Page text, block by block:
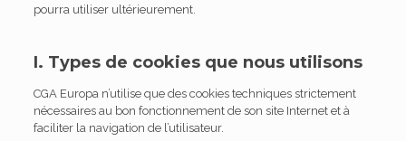
pourra utiliser ultérieurement.
I. Types de cookies que nous utilisons
CGA Europa n’utilise que des cookies techniques strictement
nécessaires au bon fonctionnement de son site Internet et à
faciliter la navigation de l’utilisateur.